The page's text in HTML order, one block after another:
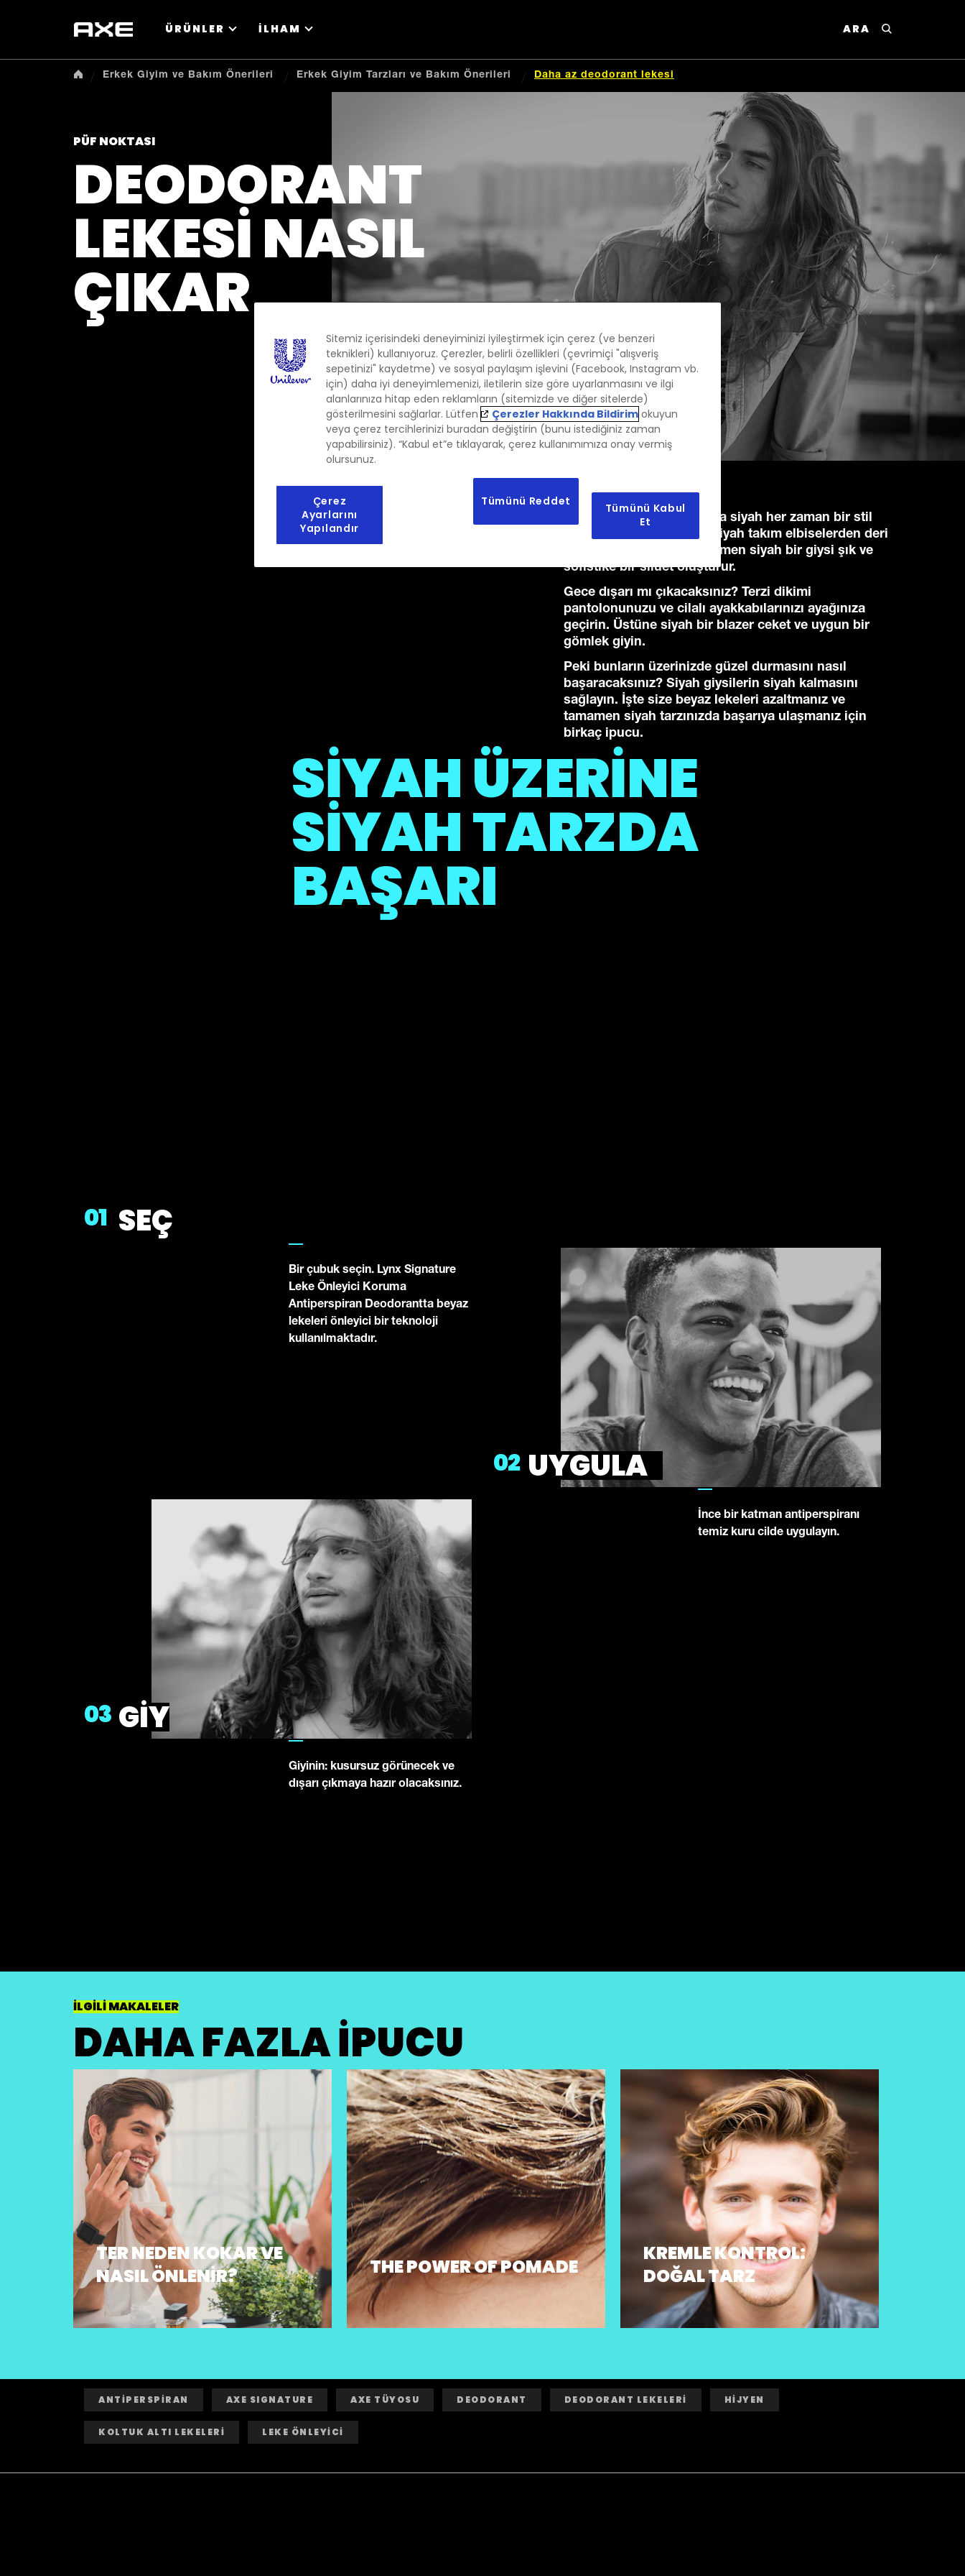
ÜRÜNLER İLHAM ARA
Erkek Giyim ve Bakım Önerileri Erkek Giyim Tarzları ve Bakım Önerileri Daha az deodorant lekesi
PÜF NOKTASI
DEODORANT
LEKESI NASIL
ÇIKAR
SİYAH ÜZERİNE
SİYAH TARZDA
BAŞARI
Trendler gelir ve gider ama siyah her zaman bir stil
klasiğidir. Siyah üzerine siyah takım elbiselerden deri
montlara ve botlara, tamamen siyah bir giysi şık ve
sofistike bir siluet oluşturur.
Gece dışarı mı çıkacaksınız? Terzi dikimi
pantolonunuzu ve cilalı ayakkabılarınızı ayağınıza
geçirin. Üstüne siyah bir blazer ceket ve uygun bir
gömlek giyin.
Peki bunların üzerinizde güzel durmasını nasıl
başaracaksınız? Siyah giysilerin siyah kalmasını
sağlayın. İşte size beyaz lekeleri azaltmanız ve
tamamen siyah tarzınızda başarıya ulaşmanız için
birkaç ipucu.
SEÇ
01
Bir çubuk seçin. Lynx Signature
Leke Önleyici Koruma
Antiperspiran Deodorantta beyaz
lekeleri önleyici bir teknoloji
kullanılmaktadır.
UYGULA
02
İnce bir katman antiperspiranı
temiz kuru cilde uygulayın.
GIY
03
Giyinin: kusursuz görünecek ve
dışarı çıkmaya hazır olacaksınız.
İLGİLİ MAKALELER
DAHA FAZLA İPUCU
TER NEDEN KOKAR VE
NASIL ÖNLENIR?
THE POWER OF POMADE
KREMLE KONTROL:
DOĞAL TARZ
ANTİPERSPİRAN AXE SIGNATURE AXE TÜYOSU DEODORANT DEODORANT LEKELERİ HİJYEN
KOLTUK ALTI LEKELERİ LEKE ÖNLEYİCİ
Sitemiz içerisindeki deneyiminizi iyileştirmek için çerez (ve benzeri
teknikleri) kullanıyoruz. Çerezler, belirli özellikleri (çevrimiçi "alışveriş
sepetinizi" kaydetme) ve sosyal paylaşım işlevini (Facebook, Instagram vb.
için) daha iyi deneyimlemenizi, iletilerin size göre uyarlanmasını ve ilgi
alanlarınıza hitap eden reklamların (sitemizde ve diğer sitelerde)
gösterilmesini sağlarlar. Lütfen
Çerezler Hakkında Bildirim okuyun
veya çerez tercihlerinizi buradan değiştirin (bunu istediğiniz zaman
yapabilirsiniz). “Kabul et”e tıklayarak, çerez kullanımımıza onay vermiş
olursunuz.
Çerez
Ayarlarını
Yapılandır
Tümünü Reddet
Tümünü Kabul
Et